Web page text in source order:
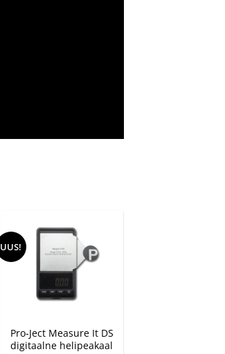
UUS!
Pro-Ject Measure It DS
digitaalne helipeakaal